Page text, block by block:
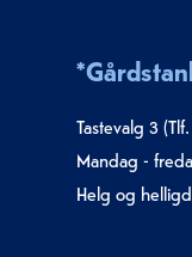
Tastevalg 3
Mandag -
Helg og